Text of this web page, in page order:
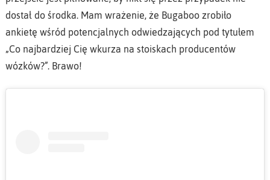
dostał do środka. Mam wrażenie, że Bugaboo zrobiło
ankietę wśród potencjalnych odwiedzających pod tytułem
„Co najbardziej Cię wkurza na stoiskach producentów
wózków?”. Brawo!